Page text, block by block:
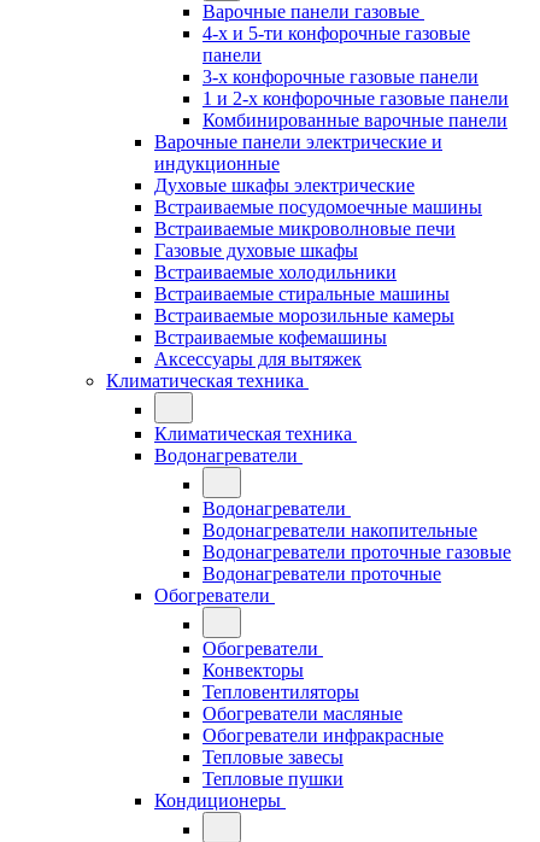
Варочные панели газовые
4-х и 5-ти конфорочные газовые
панели
3-х конфорочные газовые панели
1 и 2-х конфорочные газовые панели
Комбинированные варочные панели
Варочные панели электрические и
индукционные
Духовые шкафы электрические
Встраиваемые посудомоечные машины
Встраиваемые микроволновые печи
Газовые духовые шкафы
Встраиваемые холодильники
Встраиваемые стиральные машины
Встраиваемые морозильные камеры
Встраиваемые кофемашины
Аксессуары для вытяжек
Климатическая техника
Климатическая техника
Водонагреватели
Водонагреватели
Водонагреватели накопительные
Водонагреватели проточные газовые
Водонагреватели проточные
Обогреватели
Обогреватели
Конвекторы
Тепловентиляторы
Обогреватели масляные
Обогреватели инфракрасные
Тепловые завесы
Тепловые пушки
Кондиционеры